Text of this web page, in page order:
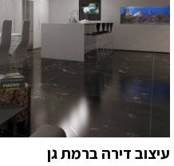
עיצוב דירה ברמת גן